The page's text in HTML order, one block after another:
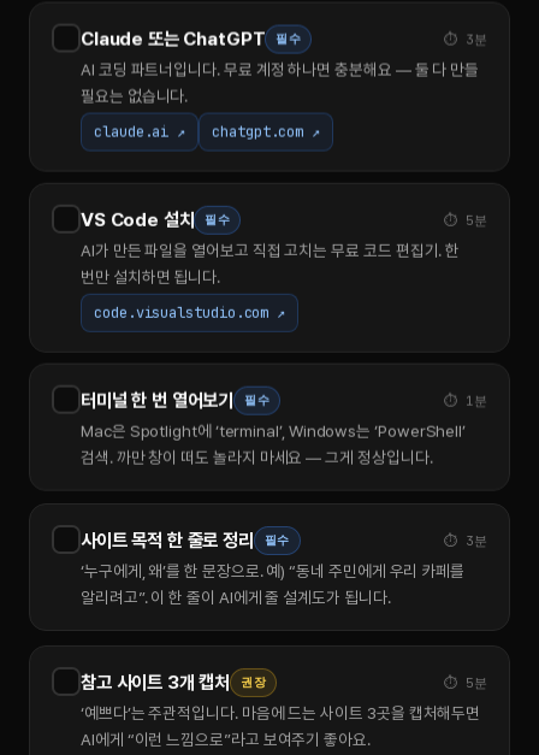
Claude 또는 ChatGPT 필수 ⏱ 3분
AI 코딩 파트너입니다. 무료 계정 하나면 충분해요 — 둘 다 만들
필요는 없습니다.
claude.ai ↗
chatgpt.com ↗
VS Code 설치 필수 ⏱ 5분
AI가 만든 파일을 열어보고 직접 고치는 무료 코드 편집기. 한
번만 설치하면 됩니다.
code.visualstudio.com ↗
터미널 한 번 열어보기 필수 ⏱ 1분
Mac은 Spotlight에 ‘terminal’, Windows는 ‘PowerShell’
검색. 까만 창이 떠도 놀라지 마세요 — 그게 정상입니다.
사이트 목적 한 줄로 정리 필수 ⏱ 3분
‘누구에게, 왜’를 한 문장으로. 예) “동네 주민에게 우리 카페를
알리려고”. 이 한 줄이 AI에게 줄 설계도가 됩니다.
참고 사이트 3개 캡처 권장 ⏱ 5분
‘예쁘다’는 주관적입니다. 마음에 드는 사이트 3곳을 캡처해두면
AI에게 “이런 느낌으로”라고 보여주기 좋아요.